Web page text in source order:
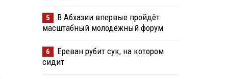
5
В Абхазии впервые пройдёт
масштабный молодёжный форум
6
Ереван рубит сук, на котором
сидит